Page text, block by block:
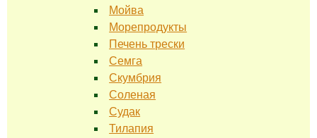
Мойва
Морепродукты
Печень трески
Семга
Скумбрия
Соленая
Судак
Тилапия